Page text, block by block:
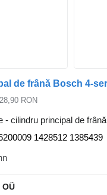
RON
- cilindru principal de frână
1428512 1385439